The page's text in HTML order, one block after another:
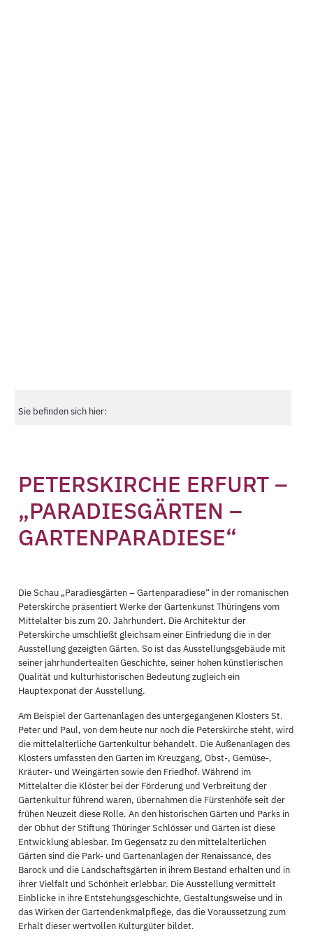
Sie befinden sich hier:
PETERSKIRCHE ERFURT –
„PARADIESGÄRTEN –
GARTENPARADIESE“
Die Schau „Paradiesgärten – Gartenparadiese“ in der romanischen
Peterskirche präsentiert Werke der Gartenkunst Thüringens vom
Mittelalter bis zum 20. Jahrhundert. Die Architektur der
Peterskirche umschließt gleichsam einer Einfriedung die in der
Ausstellung gezeigten Gärten. So ist das Ausstellungsgebäude mit
seiner jahrhundertealten Geschichte, seiner hohen künstlerischen
Qualität und kulturhistorischen Bedeutung zugleich ein
Hauptexponat der Ausstellung.
Am Beispiel der Gartenanlagen des untergegangenen Klosters St.
Peter und Paul, von dem heute nur noch die Peterskirche steht, wird
die mittelalterliche Gartenkultur behandelt. Die Außenanlagen des
Klosters umfassten den Garten im Kreuzgang, Obst-, Gemüse-,
Kräuter- und Weingärten sowie den Friedhof. Während im
Mittelalter die Klöster bei der Förderung und Verbreitung der
Gartenkultur führend waren, übernahmen die Fürstenhöfe seit der
frühen Neuzeit diese Rolle. An den historischen Gärten und Parks in
der Obhut der Stiftung Thüringer Schlösser und Gärten ist diese
Entwicklung ablesbar. Im Gegensatz zu den mittelalterlichen
Gärten sind die Park- und Gartenanlagen der Renaissance, des
Barock und die Landschaftsgärten in ihrem Bestand erhalten und in
ihrer Vielfalt und Schönheit erlebbar. Die Ausstellung vermittelt
Einblicke in ihre Entstehungsgeschichte, Gestaltungsweise und in
das Wirken der Gartendenkmalpflege, das die Voraussetzung zum
Erhalt dieser wertvollen Kulturgüter bildet.